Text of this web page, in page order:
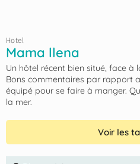
Hotel
Mama llena
Un hôtel récent bien situé, face à
Bons commentaires par rapport
équipé pour se faire à manger.
la mer.
Voir les